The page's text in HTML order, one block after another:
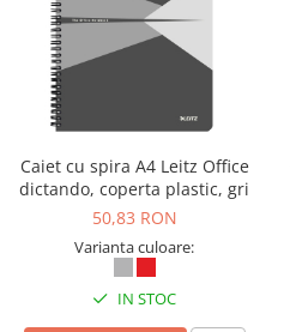
Cabluri si conectivitate
Incarcatoare wireless
Incarcatoare cu fir si auto
Ceasuri smart - Smartwatch
Baterii externe - Powerbanks
Accesorii localizare (FindMy)
Cartuse, tonere, consumabile PC
Standuri PC si suporturi
ergonomice
Caiet cu spira A4 Leitz Office
dictando, coperta plastic, gri
50,83 RON
Varianta culoare:
IN STOC